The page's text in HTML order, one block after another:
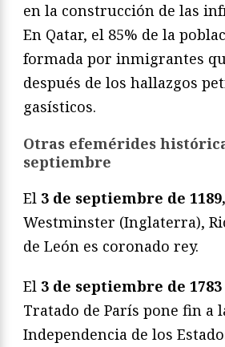
en la construcción de las
En Qatar, el 85% de la
formada por inmigrantes
después de los hallazgos
gasísticos.
Otras efemérides
septiembre
El 3 de septiembre de 1189,
Westminster (Inglaterra),
de León es coronado rey.
El 3 de septiembre de 1783
Tratado de París pone fin a
Independencia de los